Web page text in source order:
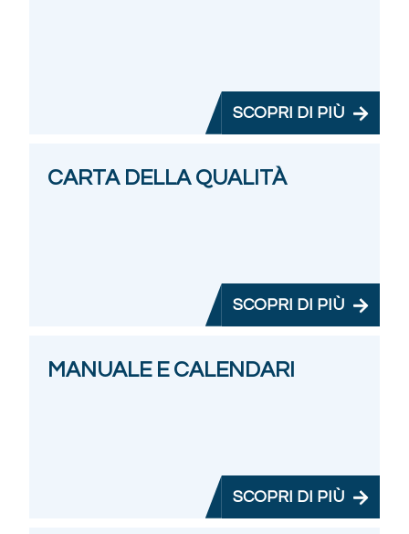
SCOPRI DI PIÙ
CARTA DELLA QUALITÀ
SCOPRI DI PIÙ
MANUALE E CALENDARI
SCOPRI DI PIÙ